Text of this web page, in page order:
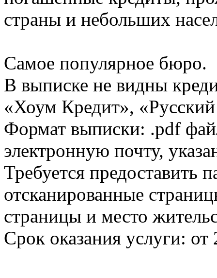
страны и небольших
Самое популярное бюро.
В выписке не видны
«Хоум Кредит»,
Формат выписки: .pdf
электронную почту,
Требуется предоставить
отсканированные
страницы и место
Срок оказания услуги: от